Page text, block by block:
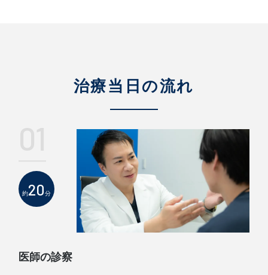
治療当日の流れ
約20分
医師の診察